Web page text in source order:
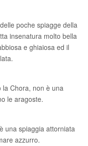
poche spiagge della
insenatura molto bella
e ghiaiosa ed il
la Chora, non è una
le aragoste.
una spiaggia attorniata
azzurro.